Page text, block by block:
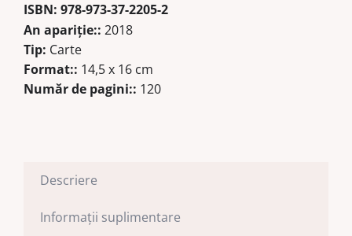
ISBN: 978-973-37-2205-2
An apariţie:: 2018
Tip: Carte
Format:: 14,5 x 16 cm
Număr de pagini:: 120
Descriere
Informații suplimentare